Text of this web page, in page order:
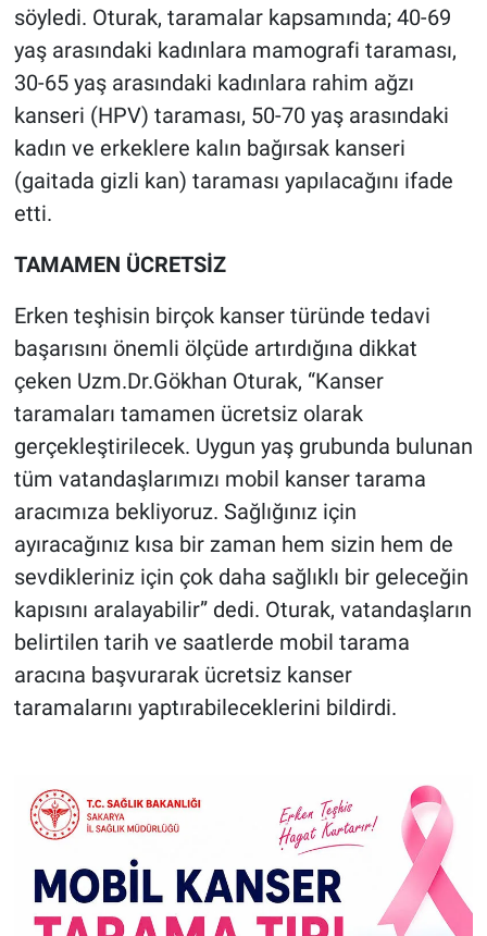
söyledi. Oturak, taramalar kapsamında; 40-69
yaş arasındaki kadınlara mamografi taraması,
30-65 yaş arasındaki kadınlara rahim ağzı
kanseri (HPV) taraması, 50-70 yaş arasındaki
kadın ve erkeklere kalın bağırsak kanseri
(gaitada gizli kan) taraması yapılacağını ifade
etti.
TAMAMEN ÜCRETSİZ
Erken teşhisin birçok kanser türünde tedavi
başarısını önemli ölçüde artırdığına dikkat
çeken Uzm.Dr.Gökhan Oturak, “Kanser
taramaları tamamen ücretsiz olarak
gerçekleştirilecek. Uygun yaş grubunda bulunan
tüm vatandaşlarımızı mobil kanser tarama
aracımıza bekliyoruz. Sağlığınız için
ayıracağınız kısa bir zaman hem sizin hem de
sevdikleriniz için çok daha sağlıklı bir geleceğin
kapısını aralayabilir” dedi. Oturak, vatandaşların
belirtilen tarih ve saatlerde mobil tarama
aracına başvurarak ücretsiz kanser
taramalarını yaptırabileceklerini bildirdi.